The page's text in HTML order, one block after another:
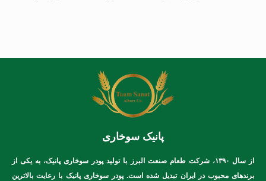
“محصول نمونه”
نشانی ایمیل شما منتشر نخواهد شد. بخش‌های موردنیاز
۱ از ۵ ستاره ۲ از ۵ ستاره ۳ از ۵ ستاره ۴ از ۵ ستاره ۵ از ۵ ستاره
پانیک سوخاری
از سال ۱۳۹۰، شرکت طعام صنعت البرز با تولید پودر سوخاری پانیک، به یکی از
برندهای محبوب در ایران تبدیل شده است. پودر سوخاری پانیک با رعایت بالاترین